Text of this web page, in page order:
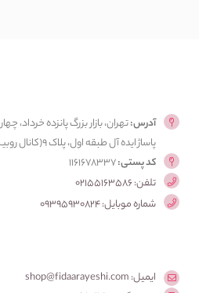
آدرس:تهران، بازار بزرگ پانزده خرداد،
پاساژ ایده آل طبقه اول، پلاک ۹(کانال روبیکا: fida_arayeshi)
کد پستی:1161678337
تلفن: 02155163586
شماره موبایل: 09395930824
ایمیل: shop@fidaarayeshi.com